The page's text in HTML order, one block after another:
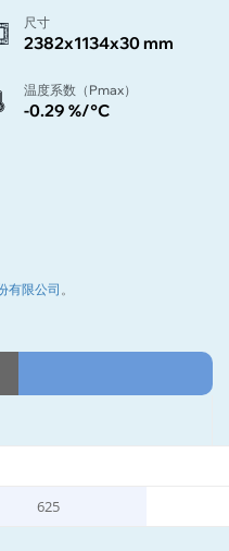
尺寸
2382x1134x30 mm
温度系数（Pmax）
-0.29 %/°C
有限公司 。
625